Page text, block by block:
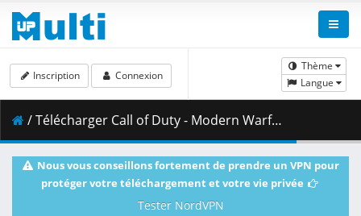
Thème
Langue
Inscription Connexion
/ Télécharger Call of Duty - Modern Warfare 3 [WillyPro].7z.004 ( 500.00 MB )
Nous vous conseillons fortement de prendre un VPN pour
protéger votre téléchargement et votre vie privée
Tester NordVPN